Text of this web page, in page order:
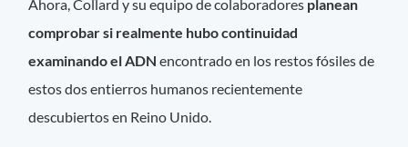
Ahora, Collard y su equipo de colaboradores planean
comprobar si realmente hubo continuidad
examinando el ADN encontrado en los restos fósiles de
estos dos entierros humanos recientemente
descubiertos en Reino Unido.